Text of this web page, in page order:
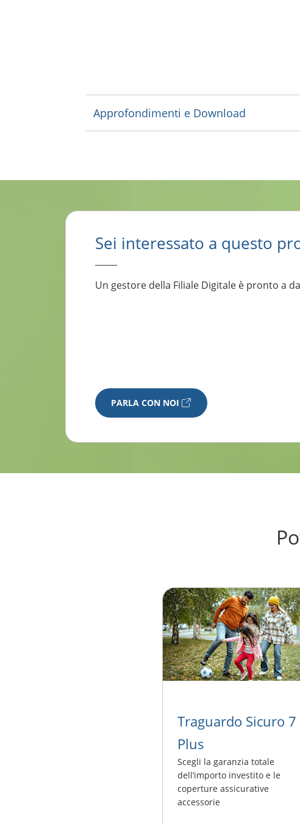
Approfondimenti e Download
Sei interessato a questo
Un gestore della Filiale Digitale è pronto a
PARLA CON NOI
Traguardo Sicuro 7
Plus
Scegli la garanzia totale
dell’importo investito e le
coperture assicurative
accessorie